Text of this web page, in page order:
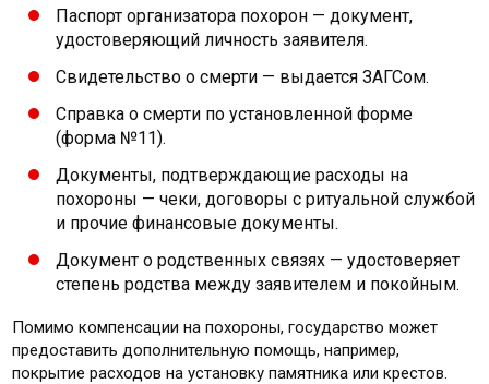
Паспорт организатора похорон — документ,
удостоверяющий личность заявителя.
Свидетельство о смерти — выдается ЗАГСом.
Справка о смерти по установленной форме
(форма №11).
Документы, подтверждающие расходы на
похороны — чеки, договоры с ритуальной службой
и прочие финансовые документы.
Документ о родственных связях — удостоверяет
степень родства между заявителем и покойным.
Помимо компенсации на похороны, государство может
предоставить дополнительную помощь, например,
покрытие расходов на установку памятника или крестов.